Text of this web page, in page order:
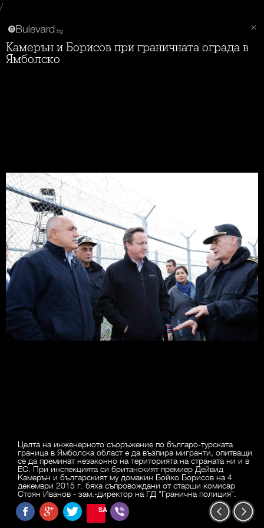
/
Камерън и Борисов при граничната ограда в
Ямболско
Целта на инженерното съоръжение по българо-турската
граница в Ямболска област е да възпира мигранти, опитващи
се да преминат незаконно на територията на страната ни и в
ЕС. При инспекцията си британският премиер Дейвид
Камерън и българският му домакин Бойко Борисов на 4
декември 2015 г. бяха съпровождани от старши комисар
Стоян Иванов - зам.-директор на ГД "Гранична полиция".
SAVE